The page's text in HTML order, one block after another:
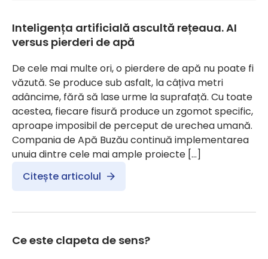
Inteligența artificială ascultă rețeaua. AI
versus pierderi de apă
De cele mai multe ori, o pierdere de apă nu poate fi
văzută. Se produce sub asfalt, la câțiva metri
adâncime, fără să lase urme la suprafață. Cu toate
acestea, fiecare fisură produce un zgomot specific,
aproape imposibil de perceput de urechea umană.
Compania de Apă Buzău continuă implementarea
unuia dintre cele mai ample proiecte […]
Citește articolul
Ce este clapeta de sens?